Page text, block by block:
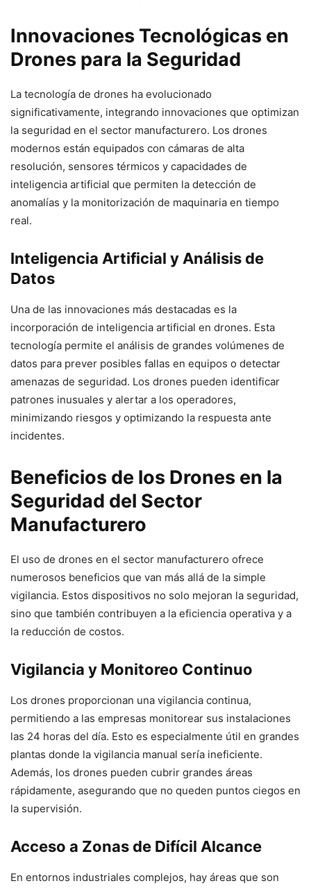
Innovaciones Tecnológicas en
Drones para la Seguridad
La tecnología de drones ha evolucionado
significativamente, integrando innovaciones que optimizan
la seguridad en el sector manufacturero. Los drones
modernos están equipados con cámaras de alta
resolución, sensores térmicos y capacidades de
inteligencia artificial que permiten la detección de
anomalías y la monitorización de maquinaria en tiempo
real.
Inteligencia Artificial y Análisis de
Datos
Una de las innovaciones más destacadas es la
incorporación de inteligencia artificial en drones. Esta
tecnología permite el análisis de grandes volúmenes de
datos para prever posibles fallas en equipos o detectar
amenazas de seguridad. Los drones pueden identificar
patrones inusuales y alertar a los operadores,
minimizando riesgos y optimizando la respuesta ante
incidentes.
Beneficios de los Drones en la
Seguridad del Sector
Manufacturero
El uso de drones en el sector manufacturero ofrece
numerosos beneficios que van más allá de la simple
vigilancia. Estos dispositivos no solo mejoran la seguridad,
sino que también contribuyen a la eficiencia operativa y a
la reducción de costos.
Vigilancia y Monitoreo Continuo
Los drones proporcionan una vigilancia continua,
permitiendo a las empresas monitorear sus instalaciones
las 24 horas del día. Esto es especialmente útil en grandes
plantas donde la vigilancia manual sería ineficiente.
Además, los drones pueden cubrir grandes áreas
rápidamente, asegurando que no queden puntos ciegos en
la supervisión.
Acceso a Zonas de Difícil Alcance
En entornos industriales complejos, hay áreas que son